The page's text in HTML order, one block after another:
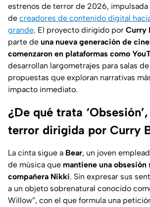
estrenos de terror de 2026, impulsada
de creadores de contenido digital
grande. El proyecto dirigido por Curry
parte de una nueva generación de
comenzaron en plataformas como
desarrollan largometrajes para salas
propuestas que exploran narrativas
impacto inmediato.
¿De qué trata
terror dirigida por Curry
La cinta sigue a Bear, un joven
de música que mantiene una obsesión
compañera Nikki. Sin expresar sus
a un objeto sobrenatural conocido
Willow”, con el que formula una